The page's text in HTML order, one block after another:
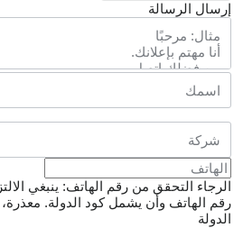
إرسال الرسالة
الرجاء التحقق من رقم الهاتف: ينبغي
رقم الهاتف وأن يشمل كود الدولة.
الدولة